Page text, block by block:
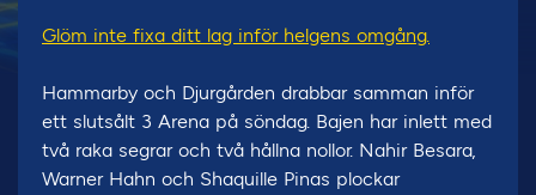
Glöm inte fixa ditt lag inför helgens omgång.
Hammarby och Djurgården drabbar samman inför
ett slutsålt 3 Arena på söndag. Bajen har inlett med
två raka segrar och två hållna nollor. Nahir Besara,
Warner Hahn och Shaquille Pinas plockar